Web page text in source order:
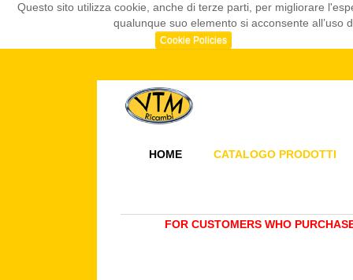
Questo sito utilizza cookie, anche di terze parti, per migliorare
qualunque suo elemento si acconsente all’uso
Cookie Policies
HOME CATALOGO PRODOTTI
FOR CUSTOMERS WHO